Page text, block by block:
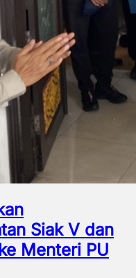
Siak V dan
Menteri PU